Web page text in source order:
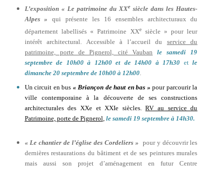
L’exposition « Le patrimoine du XXe siècle dans les Hautes-
Alpes » qui présente les 16 ensembles architecturaux du
département labellisés « Patrimoine XXesiècle » pour leur
intérêt architectural. Accessible à l’accueil du service du
patrimoine, porte de Pignerol, cité Vauban
le samedi 19
septembre de 10h00 à 12h00 et de 14h00 à 17h30 etle
dimanche 20 septembre de 10h00 à 12h00.
Un circuit en bus « Briançon de haut en bas » pour parcourir la
ville contemporaine à la découverte de ses constructions
architecturales des XXe et XXIe siècles.RV au service du
Patrimoine, porte de Pignerol le samedi 19 septembre à 14h30.
« Le chantier de l’église des Cordeliers » pour y découvrir les
dernières restaurations du bâtiment et de ses peintures murales
mais aussi son projet d’aménagement en futur Centre